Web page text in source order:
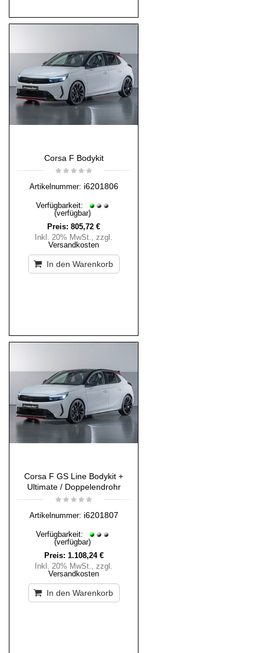
Corsa F Bodykit
Artikelnummer: i6201806
Verfügbarkeit:
(verfügbar)
Preis: 805,72 €
Inkl. 20% MwSt., zzgl.
Versandkosten
In den Warenkorb
Corsa F GS Line Bodykit +
Ultimate / Doppelendrohr
Artikelnummer: i6201807
Verfügbarkeit:
(verfügbar)
Preis: 1.108,24 €
Inkl. 20% MwSt., zzgl.
Versandkosten
In den Warenkorb